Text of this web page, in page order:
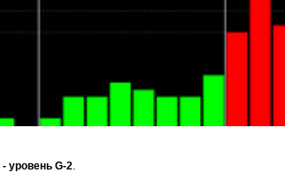
- уровень G-2